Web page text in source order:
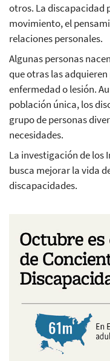
otros. La discapacidad
movimiento, el
relaciones personales.
Algunas personas
que otras las
enfermedad o lesión.
población única, los
grupo de personas
necesidades.
La investigación de los
busca mejorar la vida
discapacidades.